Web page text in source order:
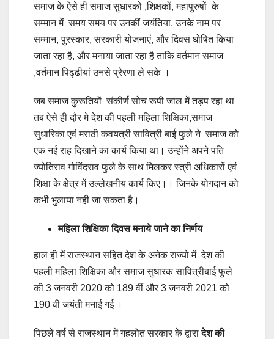
समाज के ऐसे ही समाज सुधारको ,शिक्षकों, महापुरुषों के
सम्मान में समय समय पर उनकीं जयंतिया, उनके नाम पर
सम्मान, पुरस्कार, सरकारी योजनाएं, और दिवस घोषित किया
जाता रहा है, और मनाया जाता रहा है ताकि वर्तमान समाज
,वर्तमान पिढ्ढीयां उनसे प्रेरणा ले सके ।
जब समाज कुरूतियों संकीर्ण सोच रूपी जाल में तड़प रहा था
तब ऐसे ही दौर मे देश की पहली महिला शिक्षिका,समाज
सुधारिका एवं मराठी कवयत्री सावित्री बाई फुले ने समाज को
एक नई राह दिखाने का कार्य किया था। उन्होंने अपने पति
ज्योतिराव गोविंदराव फुले के साथ मिलकर स्त्री अधिकारों एवं
शिक्षा के क्षेत्र में उल्लेखनीय कार्य किए।। जिनके योगदान को
कभी भुलाया नही जा सकता है।
महिला शिक्षिका दिवस मनाये जाने का निर्णय
हाल ही में राजस्थान सहित देश के अनेक राज्यो में देश की
पहली महिला शिक्षिका और समाज सुधारक सावित्रीबाई फुले
की 3 जनवरी 2020 को 189 वीं और 3 जनवरी 2021 को
190 वी जयंती मनाई गई ।
पिछले वर्ष से राजस्थान में गहलोत सरकार के द्वारादेश की